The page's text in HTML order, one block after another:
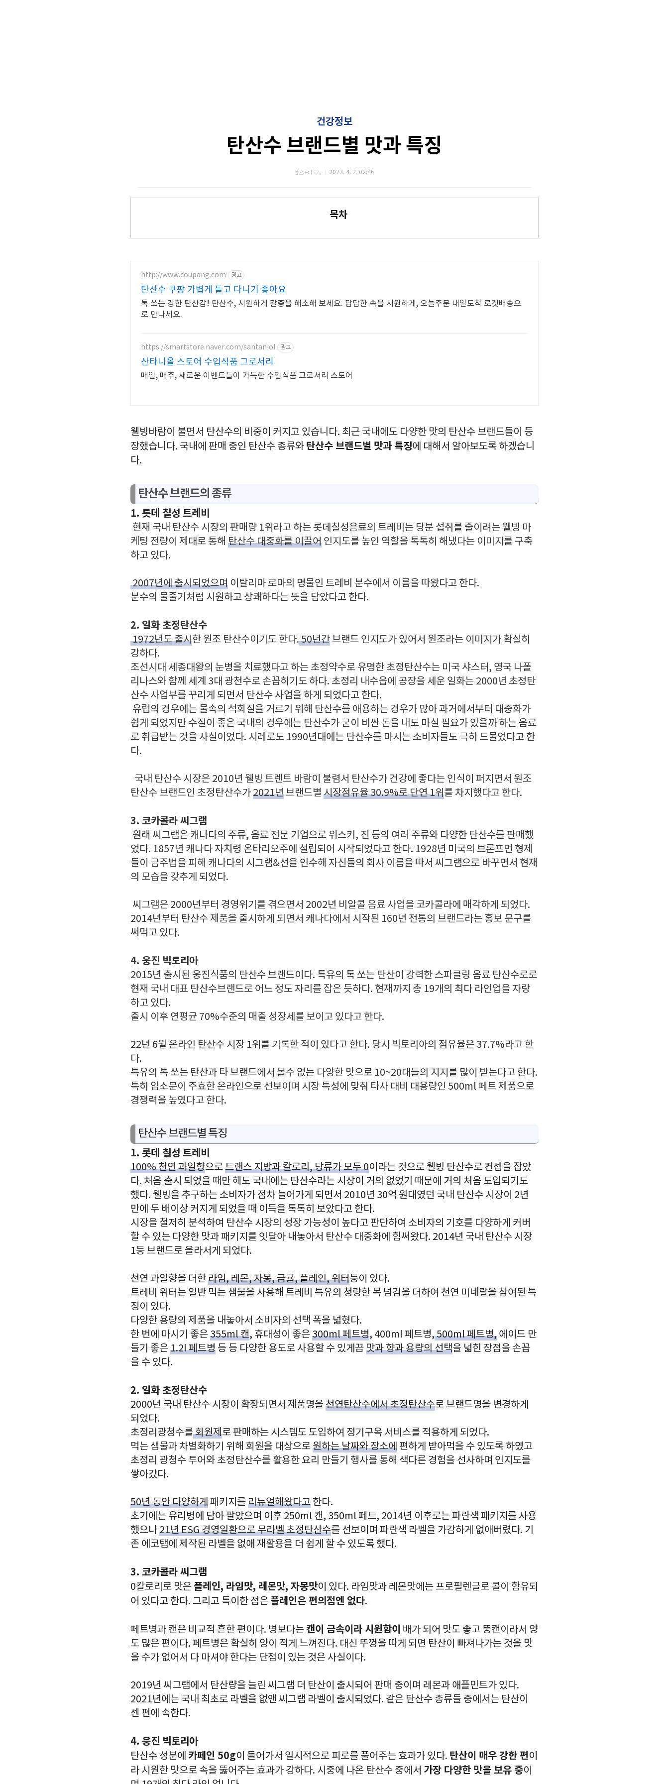
건강정보
탄산수 브랜드별 맛과 특징
§△⊙†♡, 2023. 4. 2. 02:46
목차
http://www.coupang.com 광고
탄산수 쿠팡 가볍게 들고 다니기 좋아요
톡 쏘는 강한 탄산감! 탄산수, 시원하게 갈증을 해소해 보세요. 답답한 속을 시원하게, 오늘주문 내일도착 로켓배송으
로 만나세요.
https://smartstore.naver.com/santaniol 광고
산타니올 스토어 수입식품 그로서리
매일, 매주, 새로운 이벤트들이 가득한 수입식품 그로서리 스토어
웰빙바람이 불면서 탄산수의 비중이 커지고 있습니다. 최근 국내에도 다양한 맛의 탄산수 브랜드들이 등
장했습니다. 국내에 판매 중인 탄산수 종류와 탄산수 브랜드별 맛과 특징에 대해서 알아보도록 하겠습니
다.
탄산수 브랜드의 종류
1. 롯데 칠성 트레비
현재 국내 탄산수 시장의 판매량 1위라고 하는 롯데칠성음료의 트레비는 당분 섭취를 줄이려는 웰빙 마
케팅 전량이 제대로 통해 탄산수 대중화를 이끌어 인지도를 높인 역할을 톡톡히 해냈다는 이미지를 구축
하고 있다.
2007년에 출시되었으며 이탈리마 로마의 명물인 트레비 분수에서 이름을 따왔다고 한다.
분수의 물줄기처럼 시원하고 상쾌하다는 뜻을 담았다고 한다.
2. 일화 초정탄산수
1972년도 출시한 원조 탄산수이기도 한다. 50년간 브랜드 인지도가 있어서 원조라는 이미지가 확실히
강하다.
조선시대 세종대왕의 눈병을 치료했다고 하는 초정약수로 유명한 초정탄산수는 미국 샤스터, 영국 나폴
리나스와 함께 세계 3대 광천수로 손꼽히기도 하다. 초정리 내수읍에 공장을 세운 일화는 2000년 초정탄
산수 사업부를 꾸리게 되면서 탄산수 사업을 하게 되었다고 한다.
유럽의 경우에는 물속의 석회질을 거르기 위해 탄산수를 애용하는 경우가 많아 과거에서부터 대중화가
쉽게 되었지만 수질이 좋은 국내의 경우에는 탄산수가 굳이 비싼 돈을 내도 마실 필요가 있을까 하는 음료
로 취급받는 것을 사실이었다. 시레로도 1990년대에는 탄산수를 마시는 소비자들도 극히 드물었다고 한
다.
국내 탄산수 시장은 2010년 웰빙 트렌트 바람이 불렴서 탄산수가 건강에 좋다는 인식이 퍼지면서 원조
탄산수 브랜드인 초정탄산수가2021년 브랜드별 시장점유율 30.9%로 단연 1위를 차지했다고 한다.
3. 코카콜라 씨그램
원래 씨그램은 캐나다의 주류, 음료 전문 기업으로 위스키, 진 등의 여러 주류와 다양한 탄산수를 판매했
었다. 1857년 캐나다 자치령 온타리오주에 설립되어 시작되었다고 한다. 1928년 미국의 브론프먼 형제
들이 금주법을 피해 캐나다의 시그램&선을 인수해 자신들의 회사 이름을 따서 씨그램으로 바꾸면서 현재
의 모습을 갖추게 되었다.
씨그램은 2000년부터 경영위기를 겪으면서 2002년 비알콜 음료 사업을 코카콜라에 매각하게 되었다.
2014년부터 탄산수 제품을 출시하게 되면서 캐나다에서 시작된 160년 전통의 브랜드라는 홍보 문구를
써먹고 있다.
4. 웅진 빅토리아
2015년 출시된 웅진식품의 탄산수 브랜드이다. 특유의 톡 쏘는 탄산이 강력한 스파클링 음료 탄산수로로
현재 국내 대표 탄산수브랜드로 어느 정도 자리를 잡은 듯하다. 현재까지 총 19개의 최다 라인업을 자랑
하고 있다.
출시 이후 연평균 70%수준의 매출 성장세를 보이고 있다고 한다.
22년 6월 온라인 탄산수 시장 1위를 기록한 적이 있다고 한다. 당시 빅토리아의 점유율은 37.7%라고 한
다.
특유의 톡 쏘는 탄산과 타 브랜드에서 볼수 없는 다양한 맛으로 10~20대들의 지지를 많이 받는다고 한다.
특히 입소문이 주효한 온라인으로 선보이며 시장 특성에 맞춰 타사 대비 대용량인 500ml 페트 제품으로
경쟁력을 높였다고 한다.
탄산수 브랜드별 특징
1. 롯데 칠성 트레비
100% 천연 과일향으로트랜스 지방과 칼로리, 당류가 모두 0이라는 것으로 웰빙 탄산수로 컨셉을 잡았
다. 처음 출시 되었을 때만 해도 국내에는 탄산수라는 시장이 거의 없었기 때문에 거의 처음 도입되기도
했다. 웰빙을 추구하는 소비자가 점차 늘어가게 되면서 2010년 30억 원대였던 국내 탄산수 시장이 2년
만에 두 배이상 커지게 되었을 때 이득을 톡톡히 보았다고 한다.
시장을 철저히 분석하여 탄산수 시장의 성장 가능성이 높다고 판단하여 소비자의 기호를 다양하게 커버
할 수 있는 다양한 맛과 패키지를 잇달아 내놓아서 탄산수 대중화에 힘써왔다. 2014년 국내 탄산수 시장
1등 브랜드로 올라서게 되었다.
천연 과일향을 더한라임, 레몬, 자몽, 금귤, 플레인, 워터등이 있다.
트레비 워터는 일반 먹는 샘물을 사용해 트레비 특유의 청량한 목 넘김을 더하여 천연 미네랄을 참여된 특
징이 있다.
다양한 용량의 제품을 내놓아서 소비자의 선택 폭을 넓혔다.
한 번에 마시기 좋은355ml 캔, 휴대성이 좋은300ml 페트병, 400ml 페트병, 500ml 페트병, 에이드 만
들기 좋은1.2l 페트병 등 등 다양한 용도로 사용할 수 있게끔맛과 향과 용량의 선택을 넓힌 장점을 손꼽
을 수 있다.
2. 일화 초정탄산수
2000년 국내 탄산수 시장이 확장되면서 제품명을천연탄산수에서 초정탄산수로 브랜드명을 변경하게
되었다.
초정리광청수를회원제로 판매하는 시스템도 도입하여 정기구옥 서비스를 적용하게 되었다.
먹는 샘물과 차별화하기 위해 회원을 대상으로원하는 날짜와 장소에 편하게 받아먹을 수 있도록 하였고
초정리 광청수 투어와 초정탄산수를 활용한 요리 만들기 행사를 통해 색다른 경험을 선사하며 인지도를
쌓아갔다.
50년 동안 다양하게패키지를리뉴얼해왔다고 한다.
초기에는 유리병에 담아 팔았으며 이후 250ml 캔, 350ml 페트, 2014년 이후로는 파란색 패키지를 사용
했으나21년 ESG 경영일환으로 무라벨 초정탄산수를 선보이며 파란색 라벨을 가감하게 없애버렸다. 기
존 에코탭에 제작된 라벨을 없애 재활용을 더 쉽게 할 수 있도록 했다.
3. 코카콜라 씨그램
0칼로리로 맛은 플레인, 라임맛, 레몬맛, 자몽맛이 있다. 라임맛과 레몬맛에는 프로필렌글로 콜이 함유되
어 있다고 한다. 그리고 특이한 점은 플레인은 편의점엔 없다.
페트병과 캔은 비교적 흔한 편이다. 병보다는 캔이 금속이라 시원함이 배가 되어 맛도 좋고 뚱캔이라서 양
도 많은 편이다. 페트병은 확실히 양이 적게 느껴진다. 대신 뚜껑을 따게 되면 탄산이 빠져나가는 것을 맛
을 수가 없어서 다 마셔야 한다는 단점이 있는 것은 사실이다.
2019년 씨그램에서 탄산량을 늘린 씨그램 더 탄산이 출시되어 판매 중이며 레몬과 애플민트가 있다.
2021년에는 국내 최초로 라벨을 없앤 씨그램 라벨이 출시되었다. 같은 탄산수 종류들 중에서는 탄산이
센 편에 속한다.
4. 웅진 빅토리아
탄산수 성분에 카페인 50g이 들어가서 일시적으로 피로를 풀어주는 효과가 있다. 탄산이 매우 강한 편이
라 시원한 맛으로 속을 뚫어주는 효과가 강하다. 시중에 나온 탄산수 중에서 가장 다양한 맛을 보유 중이